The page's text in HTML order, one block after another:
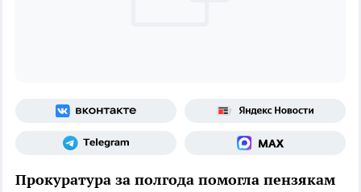
Прокуратура за полгода помогла пензякам